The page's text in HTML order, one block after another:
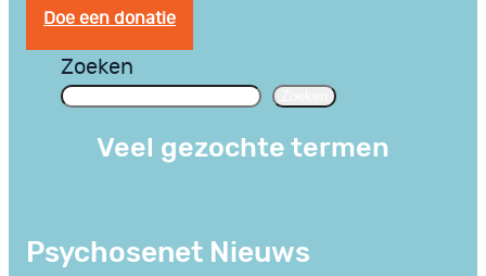
Doe een donatie
Zoeken
Veel gezochte termen
Psychosenet Nieuws